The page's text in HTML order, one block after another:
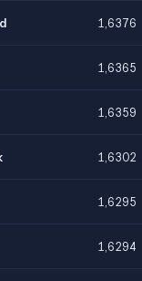
1,6376
1,6365
1,6359
1,6302
1,6295
1,6294